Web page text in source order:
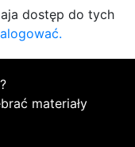
dostęp do tych
?
materiały